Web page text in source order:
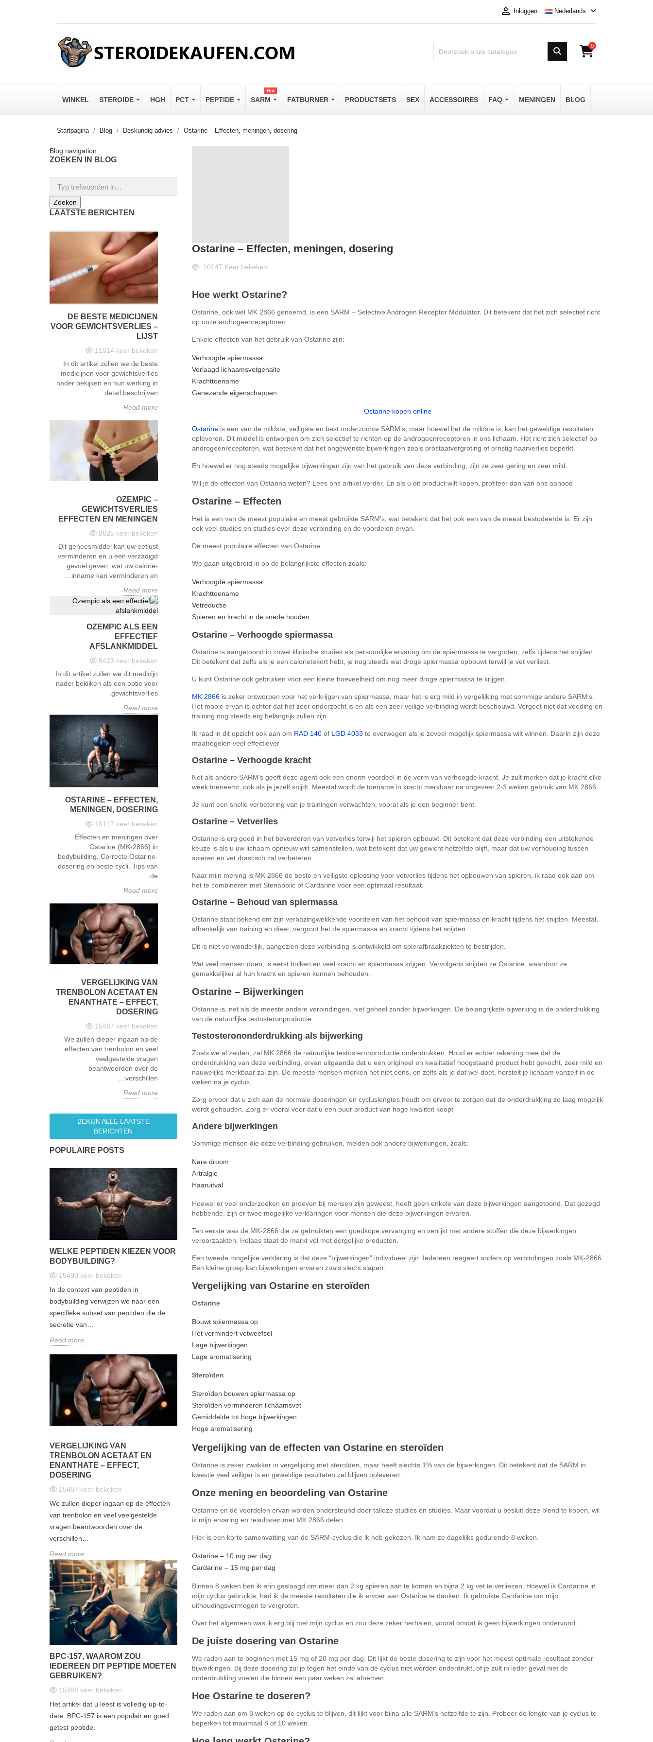
 Inloggen Nederlands
0
WINKEL STEROIDE HGH PCT PEPTIDE SARM
Hot
FATBURNER PRODUCTSETS SEX ACCESSOIRES FAQ MENINGEN BLOG
Startpagina Blog Deskundig advies Ostarine – Effecten, meningen, dosering
Blog navigation
ZOEKEN IN BLOG
LAATSTE BERICHTEN
DE BESTE MEDICIJNEN
VOOR GEWICHTSVERLIES –
LIJST
11514 keer bekeken
In dit artikel zullen we de beste
medicijnen voor gewichtsverlies
nader bekijken en hun werking in
detail beschrijven.
Read more
OZEMPIC –
GEWICHTSVERLIES
EFFECTEN EN MENINGEN
8625 keer bekeken
Dit geneesmiddel kan uw eetlust
verminderen en u een verzadigd
gevoel geven, wat uw calorie-
inname kan verminderen en…
Read more
OZEMPIC ALS EEN
EFFECTIEF
AFSLANKMIDDEL
8423 keer bekeken
In dit artikel zullen we dit medicijn
nader bekijken als een optie voor
gewichtsverlies.
Read more
OSTARINE – EFFECTEN,
MENINGEN, DOSERING
10147 keer bekeken
Effecten en meningen over
Ostarine (MK-2866) in
bodybuilding. Correcte Ostarine-
dosering en beste cycli. Tips van
de…
Read more
VERGELIJKING VAN
TRENBOLON ACETAAT EN
ENANTHATE – EFFECT,
DOSERING
15487 keer bekeken
We zullen dieper ingaan op de
effecten van trenbolon en veel
veelgestelde vragen
beantwoorden over de
verschillen…
Read more
BEKIJK ALLE LAATSTE
BERICHTEN
POPULAIRE POSTS
WELKE PEPTIDEN KIEZEN VOOR
BODYBUILDING?
15490 keer bekeken
In de context van peptiden in
bodybuilding verwijzen we naar een
specifieke subset van peptiden die de
secretie van…
Read more
VERGELIJKING VAN
TRENBOLON ACETAAT EN
ENANTHATE – EFFECT,
DOSERING
15487 keer bekeken
We zullen dieper ingaan op de effecten
van trenbolon en veel veelgestelde
vragen beantwoorden over de
verschillen…
Read more
BPC-157, WAAROM ZOU
IEDEREEN DIT PEPTIDE MOETEN
GEBRUIKEN?
15486 keer bekeken
Het artikel dat u leest is volledig up-to-
date. BPC-157 is een populair en goed
getest peptide.
Ostarine – Effecten, meningen, dosering
10147 Keer bekeken
Hoe werkt Ostarine?
Ostarine, ook wel MK 2866 genoemd, is een SARM – Selective Androgen Receptor Modulator. Dit betekent dat het zich selectief richt
op onze androgeenreceptoren.
Enkele effecten van het gebruik van Ostarine zijn:
Verhoogde spiermassa
Verlaagd lichaamsvetgehalte
Krachttoename
Genezende eigenschappen
Ostarine kopen online
Ostarineis een van de mildste, veiligste en best onderzochte SARM’s, maar hoewel het de mildste is, kan het geweldige resultaten
opleveren. Dit middel is ontworpen om zich selectief te richten op de androgeenreceptoren in ons lichaam. Het richt zich selectief op
androgeenreceptoren, wat betekent dat het ongewenste bijwerkingen zoals prostaatvergroting of ernstig haarverlies beperkt.
En hoewel er nog steeds mogelijke bijwerkingen zijn van het gebruik van deze verbinding, zijn ze zeer gering en zeer mild.
Wil je de effecten van Ostarina weten? Lees ons artikel verder. En als u dit product wilt kopen, profiteer dan van ons aanbod
Ostarine – Effecten
Het is een van de meest populaire en meest gebruikte SARM’s, wat betekent dat het ook een van de meest bestudeerde is. Er zijn
ook veel studies en studies over deze verbinding en de voordelen ervan.
De meest populaire effecten van Ostarine
We gaan uitgebreid in op de belangrijkste effecten zoals:
Verhoogde spiermassa
Krachttoename
Vetreductie
Spieren en kracht in de snede houden
Ostarine – Verhoogde spiermassa
Ostarine is aangetoond in zowel klinische studies als persoonlijke ervaring om de spiermassa te vergroten, zelfs tijdens het snijden.
Dit betekent dat zelfs als je een calorietekort hebt, je nog steeds wat droge spiermassa opbouwt terwijl je vet verliest.
U kunt Ostarine ook gebruiken voor een kleine hoeveelheid om nog meer droge spiermassa te krijgen.
MK 2866is zeker ontworpen voor het verkrijgen van spiermassa, maar het is erg mild in vergelijking met sommige andere SARM’s.
Het mooie ervan is echter dat het zeer onderzocht is en als een zeer veilige verbinding wordt beschouwd. Vergeet niet dat voeding en
training nog steeds erg belangrijk zullen zijn.
Ik raad in dit opzicht ook aan om RAD 140of LGD 4033 te overwegen als je zoveel mogelijk spiermassa wilt winnen. Daarin zijn deze
maatregelen veel effectiever
Ostarine – Verhoogde kracht
Net als andere SARM’s geeft deze agent ook een enorm voordeel in de vorm van verhoogde kracht. Je zult merken dat je kracht elke
week toeneemt, ook als je jezelf snijdt. Meestal wordt de toename in kracht merkbaar na ongeveer 2-3 weken gebruik van MK 2866.
Je kunt een snelle verbetering van je trainingen verwachten, vooral als je een beginner bent.
Ostarine – Vetverlies
Ostarine is erg goed in het bevorderen van vetverlies terwijl het spieren opbouwt. Dit betekent dat deze verbinding een uitstekende
keuze is als u uw lichaam opnieuw wilt samenstellen, wat betekent dat uw gewicht hetzelfde blijft, maar dat uw verhouding tussen
spieren en vet drastisch zal verbeteren.
Naar mijn mening is MK 2866 de beste en veiligste oplossing voor vetverlies tijdens het opbouwen van spieren, ik raad ook aan om
het te combineren met Stenabolic of Cardarine voor een optimaal resultaat.
Ostarine – Behoud van spiermassa
Ostarine staat bekend om zijn verbazingwekkende voordelen van het behoud van spiermassa en kracht tijdens het snijden. Meestal,
afhankelijk van training en dieet, vergroot het de spiermassa en kracht tijdens het snijden.
Dit is niet verwonderlijk, aangezien deze verbinding is ontwikkeld om spierafbraakziekten te bestrijden.
Wat veel mensen doen, is eerst bulken en veel kracht en spiermassa krijgen. Vervolgens snijden ze Ostarine, waardoor ze
gemakkelijker al hun kracht en spieren kunnen behouden.
Ostarine – Bijwerkingen
Ostarine is, net als de meeste andere verbindingen, niet geheel zonder bijwerkingen. De belangrijkste bijwerking is de onderdrukking
van de natuurlijke testosteronproductie
Testosterononderdrukking als bijwerking
Zoals we al zeiden, zal MK 2866 de natuurlijke testosteronproductie onderdrukken. Houd er echter rekening mee dat de
onderdrukking van deze verbinding, ervan uitgaande dat u een origineel en kwalitatief hoogstaand product hebt gekocht, zeer mild en
nauwelijks merkbaar zal zijn. De meeste mensen merken het niet eens, en zelfs als je dat wel doet, herstelt je lichaam vanzelf in de
weken na je cyclus.
Zorg ervoor dat u zich aan de normale doseringen en cycluslengtes houdt om ervoor te zorgen dat de onderdrukking zo laag mogelijk
wordt gehouden. Zorg er vooral voor dat u een puur product van hoge kwaliteit koopt
Andere bijwerkingen
Sommige mensen die deze verbinding gebruiken, melden ook andere bijwerkingen, zoals:
Nare droom
Artralgie
Haaruitval
Hoewel er veel onderzoeken en proeven bij mensen zijn geweest, heeft geen enkele van deze bijwerkingen aangetoond. Dat gezegd
hebbende, zijn er twee mogelijke verklaringen voor mensen die deze bijwerkingen ervaren.
Ten eerste was de MK-2866 die ze gebruikten een goedkope vervanging en verrijkt met andere stoffen die deze bijwerkingen
veroorzaakten. Helaas staat de markt vol met dergelijke producten.
Een tweede mogelijke verklaring is dat deze “bijwerkingen” individueel zijn. Iedereen reageert anders op verbindingen zoals MK-2866.
Een kleine groep kan bijwerkingen ervaren zoals slecht slapen.
Vergelijking van Ostarine en steroïden
Ostarine
Bouwt spiermassa op
Het vermindert vetweefsel
Lage bijwerkingen
Lage aromatisering
Steroïden
Steroïden bouwen spiermassa op
Steroïden verminderen lichaamsvet
Gemiddelde tot hoge bijwerkingen
Hoge aromatisering
Vergelijking van de effecten van Ostarine en steroïden
Ostarine is zeker zwakker in vergelijking met steroïden, maar heeft slechts 1% van de bijwerkingen. Dit betekent dat de SARM in
kwestie veel veiliger is en geweldige resultaten zal blijven opleveren.
Onze mening en beoordeling van Ostarine
Ostarine en de voordelen ervan worden ondersteund door talloze studies en studies. Maar voordat u besluit deze blend te kopen, wil
ik mijn ervaring en resultaten met MK 2866 delen.
Hier is een korte samenvatting van de SARM-cyclus die ik heb gekozen. Ik nam ze dagelijks gedurende 8 weken.
Ostarine – 10 mg per dag
Cardarine – 15 mg per dag
Binnen 8 weken ben ik erin geslaagd om meer dan 2 kg spieren aan te komen en bijna 2 kg vet te verliezen. Hoewel ik Cardarine in
mijn cyclus gebruikte, had ik de meeste resultaten die ik ervoer aan Ostarine te danken. Ik gebruikte Cardarine om mijn
uithoudingsvermogen te vergroten.
Over het algemeen was ik erg blij met mijn cyclus en zou deze zeker herhalen, vooral omdat ik geen bijwerkingen ondervond.
De juiste dosering van Ostarine
We raden aan te beginnen met 15 mg of 20 mg per dag. Dit lijkt de beste dosering te zijn voor het meest optimale resultaat zonder
bijwerkingen. Bij deze dosering zul je tegen het einde van de cyclus niet worden onderdrukt, of je zult in ieder geval niet de
onderdrukking voelen die binnen een paar weken zal afnemen.
Hoe Ostarine te doseren?
We raden aan om 8 weken op de cyclus te blijven, dit lijkt voor bijna alle SARM’s hetzelfde te zijn. Probeer de lengte van je cyclus te
beperken tot maximaal 8 of 10 weken.